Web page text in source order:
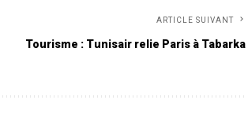
ARTICLE SUIVANT
Tourisme : Tunisair relie Paris à Tabarka